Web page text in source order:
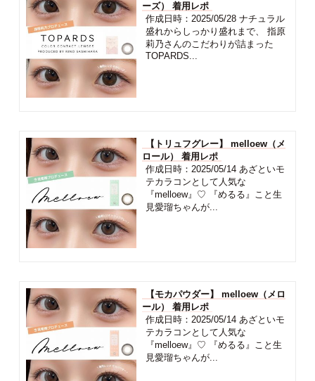
ーズ） 着用レポ
作成日時：2025/05/28 ナチュラル
盛れからしっかり盛れまで、 指原
莉乃さんのこだわりが詰まった
TOPARDS...
【トリュフグレー】 melloew（メ
ロール） 着用レポ
作成日時：2025/05/14 あざといモ
テカラコンとして人気な
『melloew』♡ 『めるる』こと生
見愛瑠ちゃんが...
【モカパウダー】 melloew（メロ
ール） 着用レポ
作成日時：2025/05/14 あざといモ
テカラコンとして人気な
『melloew』♡ 『めるる』こと生
見愛瑠ちゃんが...